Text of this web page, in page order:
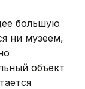
большую
ни музеем,
объект